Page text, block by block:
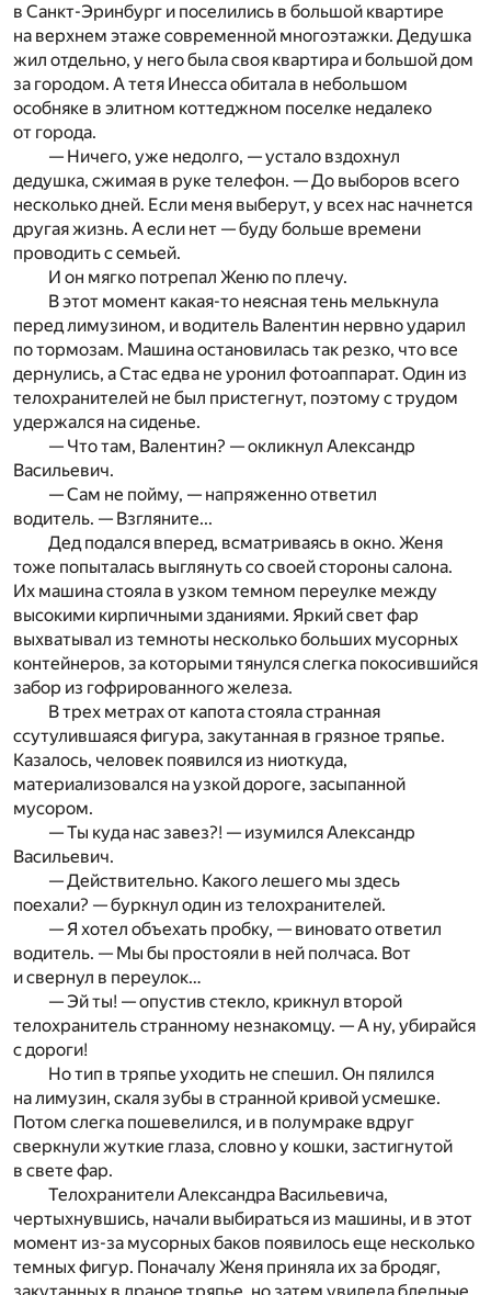
в Санкт-Эринбург и поселились в большой квартире
на верхнем этаже современной многоэтажки. Дедушка
жил отдельно, у него была своя квартира и большой дом
за городом. А тетя Инесса обитала в небольшом
особняке в элитном коттеджном поселке недалеко
от города.
— Ничего, уже недолго, — устало вздохнул
дедушка, сжимая в руке телефон. — До выборов всего
несколько дней. Если меня выберут, у всех нас начнется
другая жизнь. А если нет — буду больше времени
проводить с семьей.
И он мягко потрепал Женю по плечу.
В этот момент какая-то неясная тень мелькнула
перед лимузином, и водитель Валентин нервно ударил
по тормозам. Машина остановилась так резко, что все
дернулись, а Стас едва не уронил фотоаппарат. Один из
телохранителей не был пристегнут, поэтому с трудом
удержался на сиденье.
— Что там, Валентин? — окликнул Александр
Васильевич.
— Сам не пойму, — напряженно ответил
водитель. — Взгляните...
Дед подался вперед, всматриваясь в окно. Женя
тоже попыталась выглянуть со своей стороны салона.
Их машина стояла в узком темном переулке между
высокими кирпичными зданиями. Яркий свет фар
выхватывал из темноты несколько больших мусорных
контейнеров, за которыми тянулся слегка покосившийся
забор из гофрированного железа.
В трех метрах от капота стояла странная
ссутулившаяся фигура, закутанная в грязное тряпье.
Казалось, человек появился из ниоткуда,
материализовался на узкой дороге, засыпанной
мусором.
— Ты куда нас завез?! — изумился Александр
Васильевич.
— Действительно. Какого лешего мы здесь
поехали? — буркнул один из телохранителей.
— Я хотел объехать пробку, — виновато ответил
водитель. — Мы бы простояли в ней полчаса. Вот
и свернул в переулок…
— Эй ты! — опустив стекло, крикнул второй
телохранитель странному незнакомцу. — А ну, убирайся
с дороги!
Но тип в тряпье уходить не спешил. Он пялился
на лимузин, скаля зубы в странной кривой усмешке.
Потом слегка пошевелился, и в полумраке вдруг
сверкнули жуткие глаза, словно у кошки, застигнутой
в свете фар.
Телохранители Александра Васильевича,
чертыхнувшись, начали выбираться из машины, и в этот
момент из-за мусорных баков появилось еще несколько
темных фигур. Поначалу Женя приняла их за бродяг,